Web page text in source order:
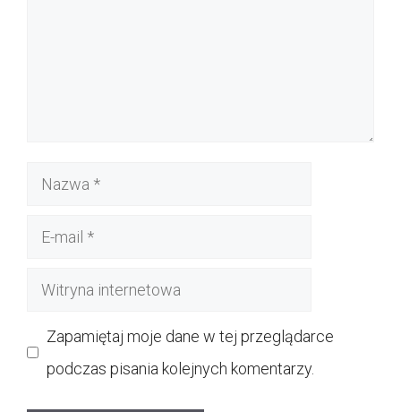
Nazwa
Witryna
Zapamiętaj moje dane w tej przeglądarce
podczas pisania kolejnych komentarzy.